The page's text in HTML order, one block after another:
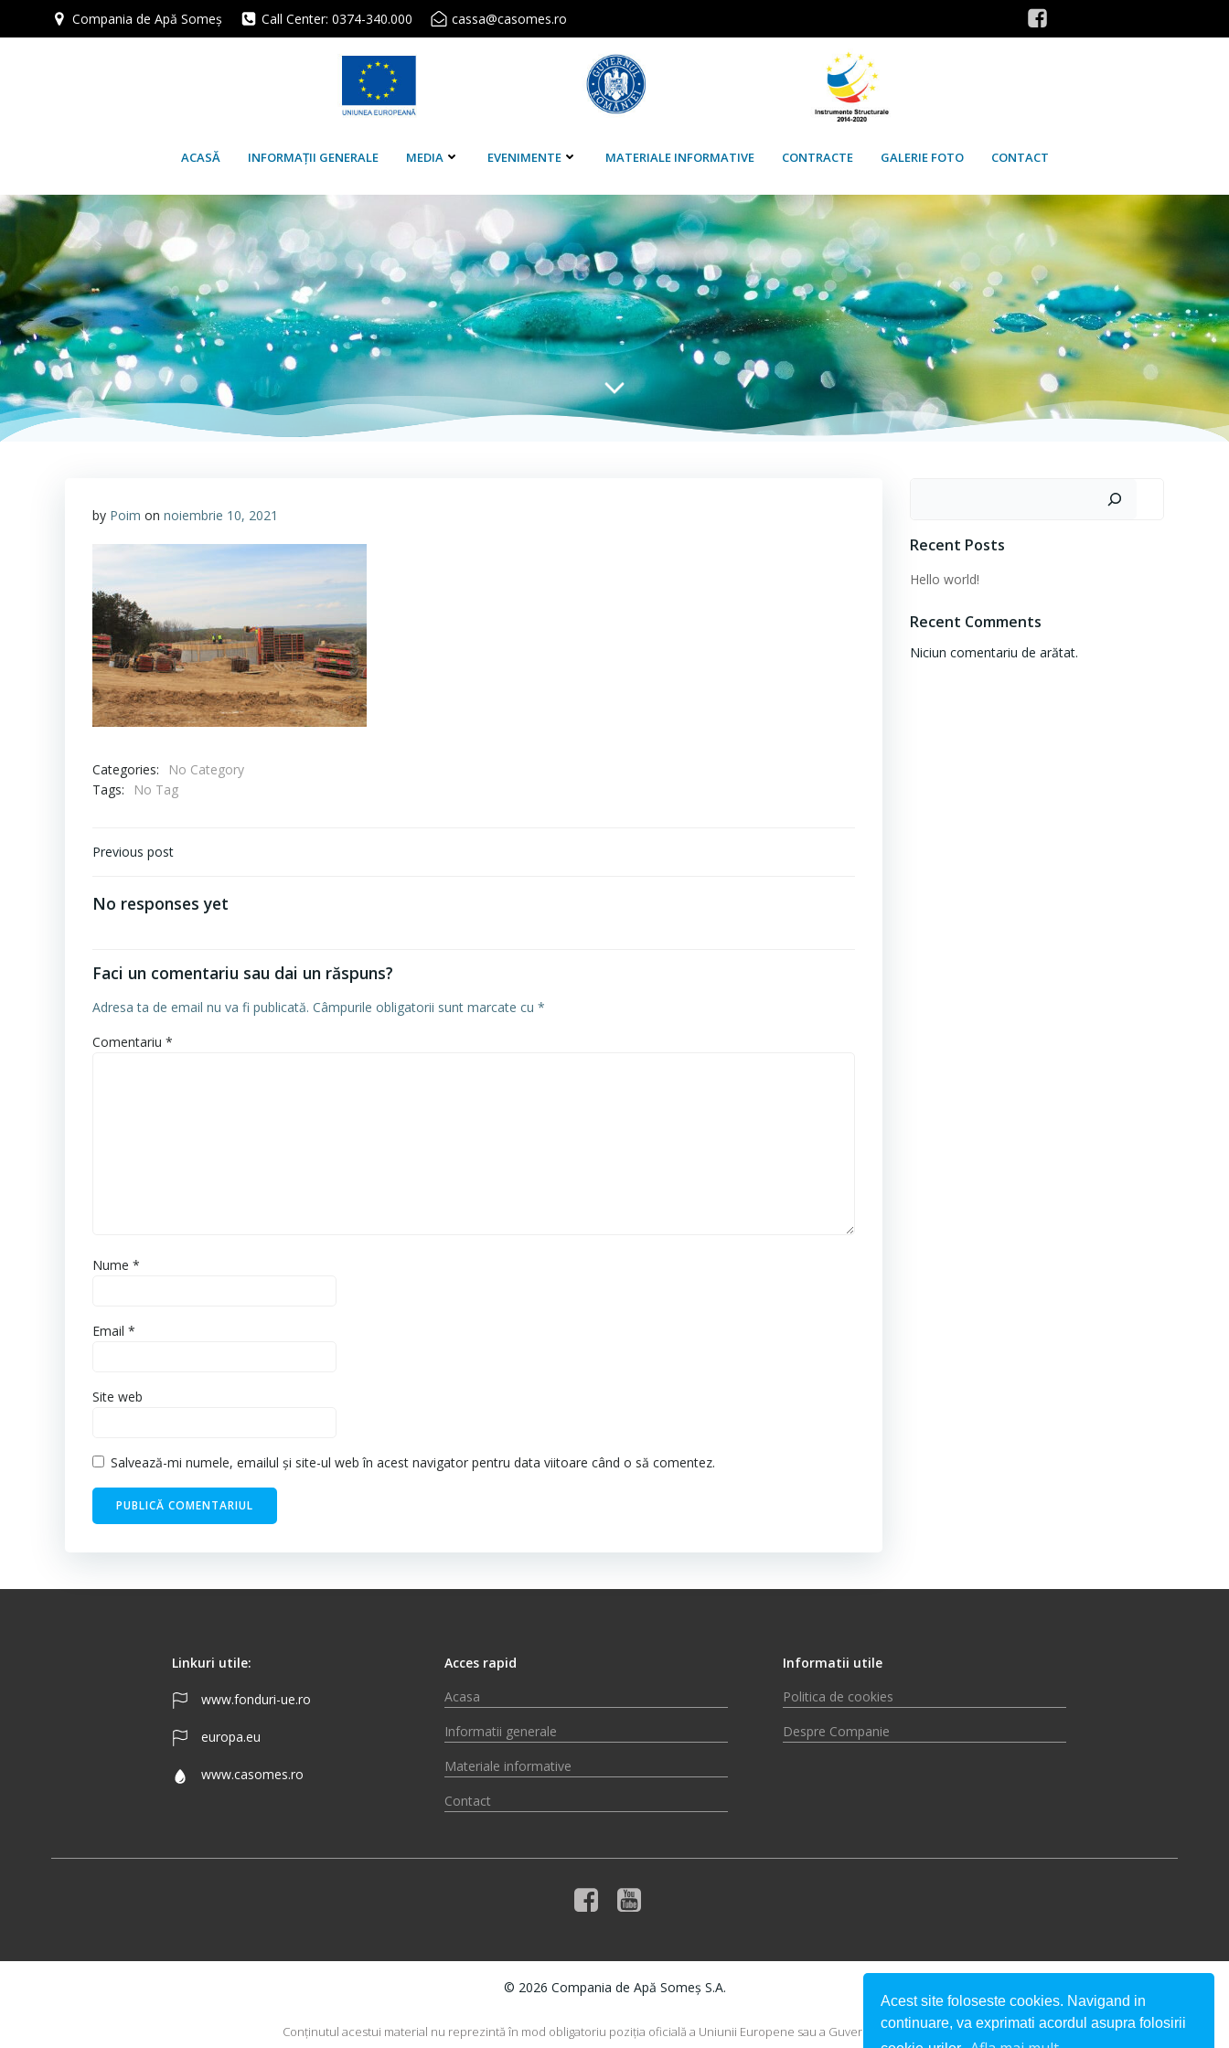
Compania de Apă Someș Call Center: 0374-340.000 cassa@casomes.ro
ACASĂ INFORMAȚII GENERALE MEDIA EVENIMENTE MATERIALE INFORMATIVE CONTRACTE GALERIE FOTO CONTACT
by Poim on noiembrie 10, 2021
Categories:
No Category
Tags:
No Tag
Navigare
articole
Previous post
No responses yet
Faci un comentariu sau dai un răspuns?
Adresa ta de email nu va fi publicată. Câmpurile obligatorii sunt marcate cu *
Comentariu *
Nume *
Email *
Site web
Salvează-mi numele, emailul și site-ul web în acest navigator pentru data viitoare când o să comentez.
Recent Posts
Hello world!
Recent Comments
Niciun comentariu de arătat.
Linkuri utile:
www.fonduri-ue.ro
europa.eu
www.casomes.ro
Acces rapid
Acasa
Informatii generale
Materiale informative
Contact
Informatii utile
Politica de cookies
Despre Companie
© 2026 Compania de Apă Someș S.A.
Conţinutul acestui material nu reprezintă în mod obligatoriu poziţia oficială a Uniunii Europene sau a Guvernului României.
Acest site foloseste cookies. Navigand in
continuare, va exprimati acordul asupra folosirii